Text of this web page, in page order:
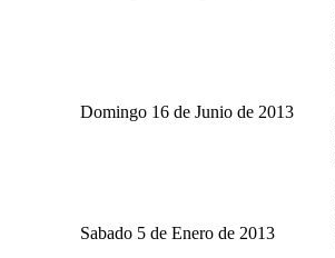
Domingo 16 de Junio de 2013
Sabado 5 de Enero de 2013